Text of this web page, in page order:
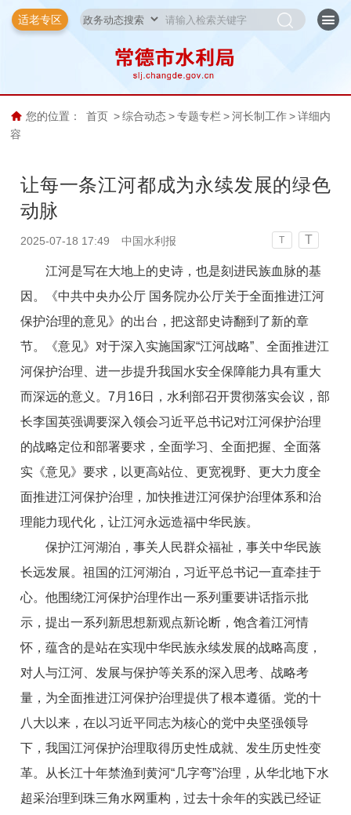
适老专区
您的位置： 首页 > 综合动态 > 专题专栏 > 河长制工作 > 详细内
容
让每一条江河都成为永续发展的绿色
动脉
2025-07-18 17:49 中国水利报 T T
江河是写在大地上的史诗，也是刻进民族血脉的基
因。《中共中央办公厅 国务院办公厅关于全面推进江河
保护治理的意见》的出台，把这部史诗翻到了新的章
节。《意见》对于深入实施国家“江河战略”、全面推进江
河保护治理、进一步提升我国水安全保障能力具有重大
而深远的意义。7月16日，水利部召开贯彻落实会议，部
长李国英强调要深入领会习近平总书记对江河保护治理
的战略定位和部署要求，全面学习、全面把握、全面落
实《意见》要求，以更高站位、更宽视野、更大力度全
面推进江河保护治理，加快推进江河保护治理体系和治
理能力现代化，让江河永远造福中华民族。
保护江河湖泊，事关人民群众福祉，事关中华民族
长远发展。祖国的江河湖泊，习近平总书记一直牵挂于
心。他围绕江河保护治理作出一系列重要讲话指示批
示，提出一系列新思想新观点新论断，饱含着江河情
怀，蕴含的是站在实现中华民族永续发展的战略高度，
对人与江河、发展与保护等关系的深入思考、战略考
量，为全面推进江河保护治理提供了根本遵循。党的十
八大以来，在以习近平同志为核心的党中央坚强领导
下，我国江河保护治理取得历史性成就、发生历史性变
革。从长江十年禁渔到黄河“几字弯”治理，从华北地下水
超采治理到珠三角水网重构，过去十余年的实践已经证